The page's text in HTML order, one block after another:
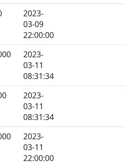
2023-
03-09
22:00:00
2023-
03-11
08:31:34
2023-
03-11
08:31:34
2023-
03-11
22:00:00